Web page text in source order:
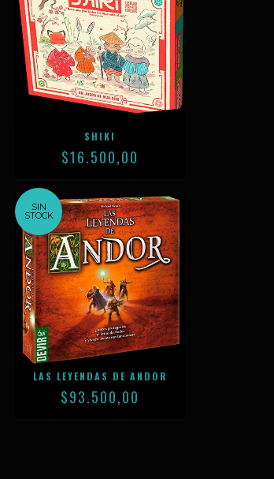
SHIKI
$16.500,00
SIN
STOCK
LAS LEYENDAS DE ANDOR
$93.500,00